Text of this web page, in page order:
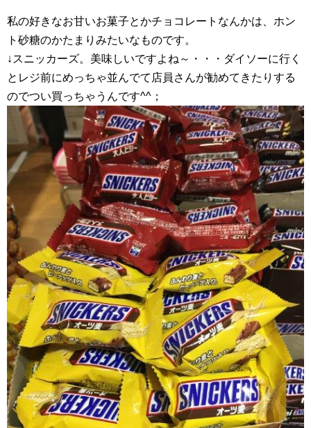
私の好きなお甘いお菓子とかチョコレートなんかは、ホン
ト砂糖のかたまりみたいなものです。
↓スニッカーズ。美味しいですよね～・・・ダイソーに行く
とレジ前にめっちゃ並んでて店員さんが勧めてきたりする
のでつい買っちゃうんです^^；